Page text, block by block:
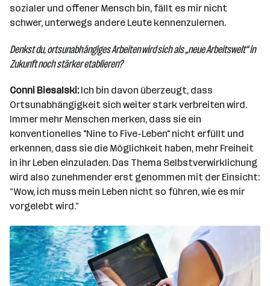
sozialer und offener Mensch bin, fällt es mir nicht
schwer, unterwegs andere Leute kennenzulernen.
Denkst du, ortsunabhängiges Arbeiten wird sich als „neue Arbeitswelt“ in
Zukunft noch stärker etablieren?
Conni Biesalski:Ich bin davon überzeugt, dass
Ortsunabhängigkeit sich weiter stark verbreiten wird.
Immer mehr Menschen merken, dass sie ein
konventionelles "Nine to Five-Leben" nicht erfüllt und
erkennen, dass sie die Möglichkeit haben, mehr Freiheit
in ihr Leben einzuladen. Das Thema Selbstverwirklichung
wird also zunehmender erst genommen mit der Einsicht:
“Wow, ich muss mein Leben nicht so führen, wie es mir
vorgelebt wird.”